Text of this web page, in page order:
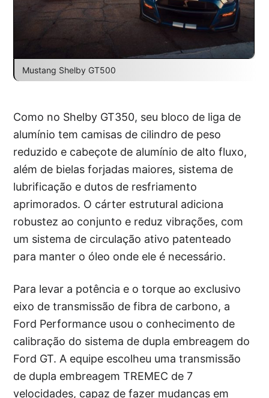
Mustang Shelby GT500
Como no Shelby GT350, seu bloco de liga de
alumínio tem camisas de cilindro de peso
reduzido e cabeçote de alumínio de alto fluxo,
além de bielas forjadas maiores, sistema de
lubrificação e dutos de resfriamento
aprimorados. O cárter estrutural adiciona
robustez ao conjunto e reduz vibrações, com
um sistema de circulação ativo patenteado
para manter o óleo onde ele é necessário.
Para levar a potência e o torque ao exclusivo
eixo de transmissão de fibra de carbono, a
Ford Performance usou o conhecimento de
calibração do sistema de dupla embreagem do
Ford GT. A equipe escolheu uma transmissão
de dupla embreagem TREMEC de 7
velocidades, capaz de fazer mudanças em